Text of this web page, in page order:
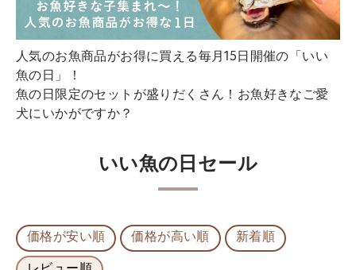
人気のお魚商品がお得に買える毎月15日開催の「いい
魚の日」！
魚の日限定のセットが盛りだくさん！お魚好きなご愛
犬にいかがですか？
いい魚の日セール
価格が安い順 価格が高い順 新着順